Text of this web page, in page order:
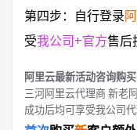
第四步：自行登录
受我公司+官方售后
阿里云最新活动咨询购买
三河阿里云代理商 新老
成功后均可享受我公司代